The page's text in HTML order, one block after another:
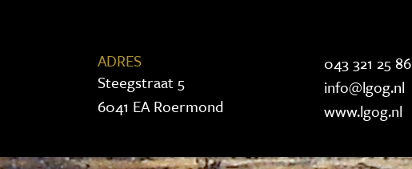
ADRES
Steegstraat 5
6041 EA Roermond
043 321 25 86
info@lgog.nl
www.lgog.nl